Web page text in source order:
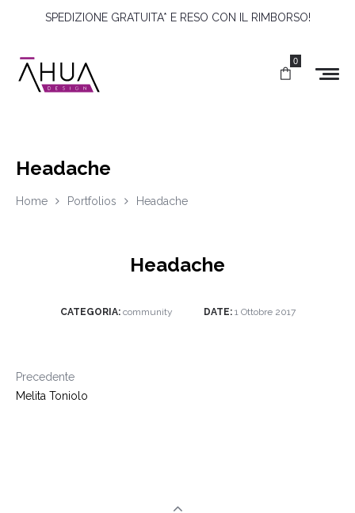
SPEDIZIONE GRATUITA* E RESO CON IL RIMBORSO!
0
Headache
Home Portfolios Headache
Headache
CATEGORIA: community DATE: 1 Ottobre 2017
Precedente
Melita Toniolo